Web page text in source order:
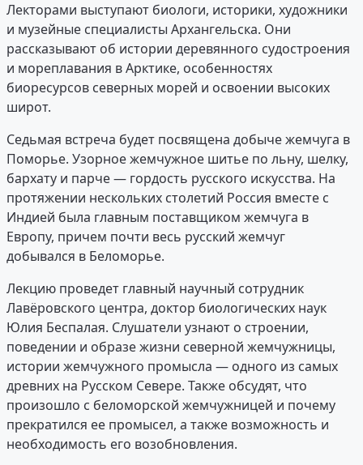
Лекторами выступают биологи, историки, художники
и музейные специалисты Архангельска. Они
рассказывают об истории деревянного судостроения
и мореплавания в Арктике, особенностях
биоресурсов северных морей и освоении высоких
широт.
Седьмая встреча будет посвящена добыче жемчуга в
Поморье. Узорное жемчужное шитье по льну, шелку,
бархату и парче — гордость русского искусства. На
протяжении нескольких столетий Россия вместе с
Индией была главным поставщиком жемчуга в
Европу, причем почти весь русский жемчуг
добывался в Беломорье.
Лекцию проведет главный научный сотрудник
Лавёровского центра, доктор биологических наук
Юлия Беспалая. Слушатели узнают о строении,
поведении и образе жизни северной жемчужницы,
истории жемчужного промысла — одного из самых
древних на Русском Севере. Также обсудят, что
произошло с беломорской жемчужницей и почему
прекратился ее промысел, а также возможность и
необходимость его возобновления.